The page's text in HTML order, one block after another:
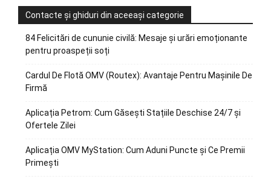
Contacte și ghiduri din aceeași categorie
84 Felicitări de cununie civilă: Mesaje și urări emoționante
pentru proaspeții soți
Cardul De Flotă OMV (Routex): Avantaje Pentru Mașinile De
Firmă
Aplicația Petrom: Cum Găsești Stațiile Deschise 24/7 și
Ofertele Zilei
Aplicația OMV MyStation: Cum Aduni Puncte și Ce Premii
Primești